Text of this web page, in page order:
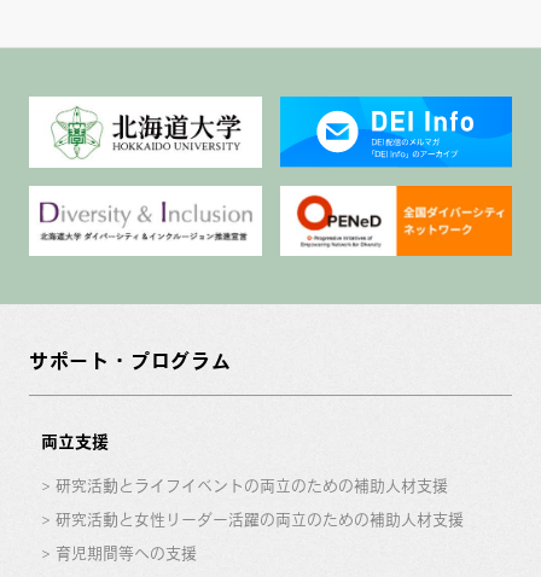
サポート・プログラム
両立支援
研究活動とライフイベントの両立のための補助人材支援
研究活動と女性リーダー活躍の両立のための補助人材支援
育児期間等への支援